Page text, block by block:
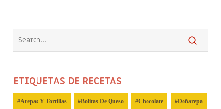
ETIQUETAS DE RECETAS
Arepas Y Tortillas Bolitas De Queso Chocolate Doñarepa